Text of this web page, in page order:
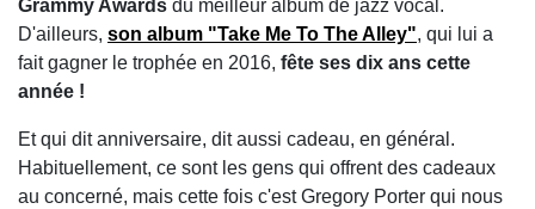
Grammy Awards du meilleur album de jazz vocal.
D'ailleurs, son album "Take Me To The Alley", qui lui a
fait gagner le trophée en 2016, fête ses dix ans cette
année !
Et qui dit anniversaire, dit aussi cadeau, en général.
Habituellement, ce sont les gens qui offrent des cadeaux
au concerné, mais cette fois c'est Gregory Porter qui nous